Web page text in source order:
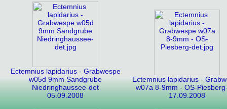
Ectemnius lapidarius - Grabwespe
w05d 9mm Sandgrube
Niedringhaussee-det
05.09.2008
Ectemnius lapidarius -
w07a 8-9mm - OS-
17.09.2008